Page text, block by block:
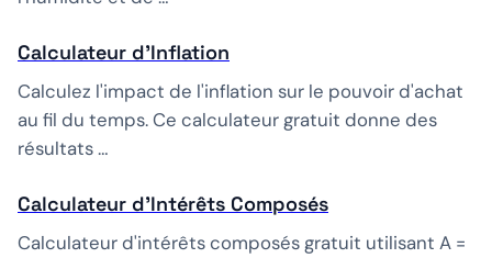
Calculateur d'Inflation
Calculez l'impact de l'inflation sur le pouvoir d'achat
au fil du temps. Ce calculateur gratuit donne des
résultats …
Calculateur d'Intérêts Composés
Calculateur d'intérêts composés gratuit utilisant A =